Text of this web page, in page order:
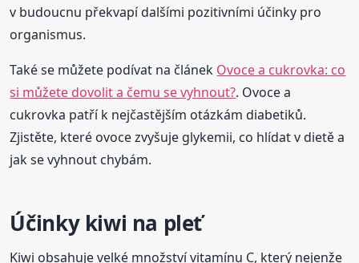
v budoucnu překvapí dalšími pozitivními účinky pro
organismus.
Také se můžete podívat na článek Ovoce a cukrovka: co
si můžete dovolit a čemu se vyhnout?. Ovoce a
cukrovka patří k nejčastějším otázkám diabetiků.
Zjistěte, které ovoce zvyšuje glykemii, co hlídat v dietě a
jak se vyhnout chybám.
Účinky kiwi na pleť
Kiwi obsahuje velké množství vitamínu C, který nejenže